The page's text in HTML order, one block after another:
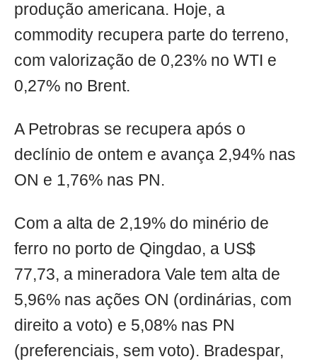
produção americana. Hoje, a
commodity recupera parte do terreno,
com valorização de 0,23% no WTI e
0,27% no Brent.
A Petrobras se recupera após o
declínio de ontem e avança 2,94% nas
ON e 1,76% nas PN.
Com a alta de 2,19% do minério de
ferro no porto de Qingdao, a US$
77,73, a mineradora Vale tem alta de
5,96% nas ações ON (ordinárias, com
direito a voto) e 5,08% nas PN
(preferenciais, sem voto). Bradespar,